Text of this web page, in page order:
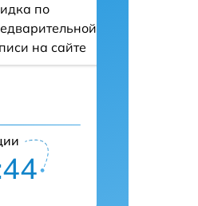
по
на сайте